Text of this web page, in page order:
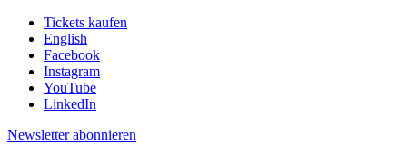
Tickets kaufen
English
Facebook
Instagram
YouTube
LinkedIn
Newsletter abonnieren